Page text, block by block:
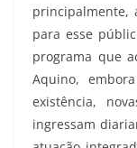
principalmente,
para esse
programa que
Aquino,
existência,
ingressam